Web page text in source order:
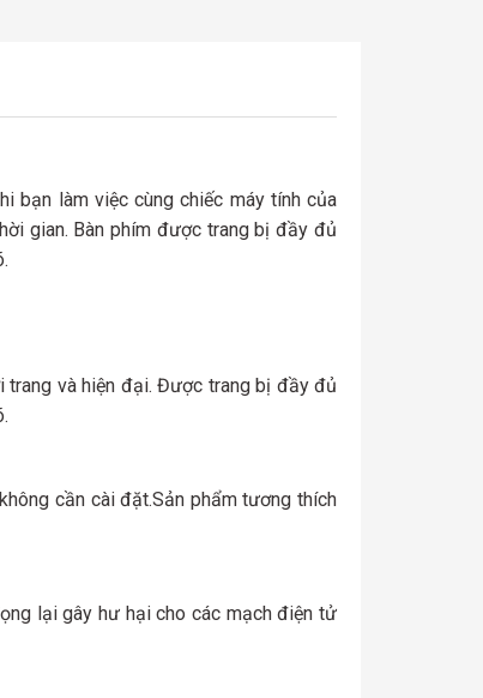
bạn làm việc cùng chiếc máy tính của
gian. Bàn phím được trang bị đầy đủ
trang và hiện đại. Được trang bị đầy đủ
cần cài đặt.Sản phẩm tương thích
lại gây hư hại cho các mạch điện tử